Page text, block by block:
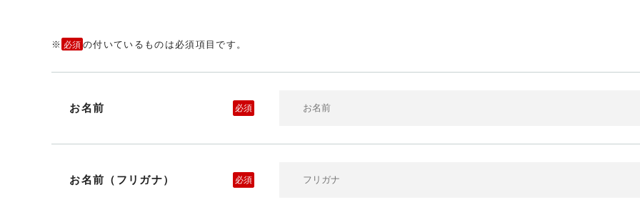
※ 必須 の付いているものは必須項目です。
お名前 必須
お名前（フリガナ） 必須